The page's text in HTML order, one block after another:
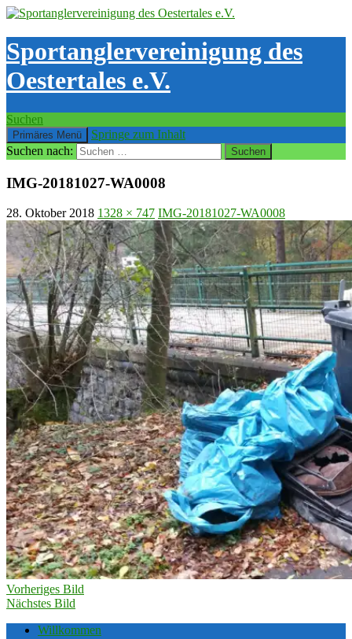
Sportanglervereinigung des
Oestertales e.V.
Suchen
Primäres Menü
Springe zum Inhalt
Suchen nach:
IMG-20181027-WA0008
28. Oktober 2018 1328 × 747 IMG-20181027-WA0008
Vorheriges Bild
Nächstes Bild
Willkommen